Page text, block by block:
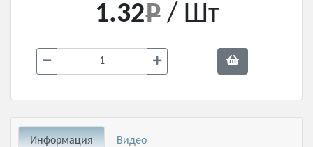
1.32 / Шт
Информация Видео